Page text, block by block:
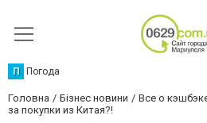
П Погода
Головна Бізнес новини
Все о
за покупки из Китая?!